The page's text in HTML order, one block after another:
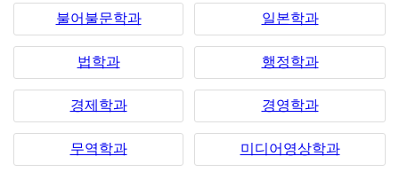
불어불문학과 일본학과
법학과 행정학과
경제학과 경영학과
무역학과 미디어영상학과